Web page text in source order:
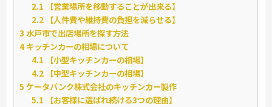
2.1 【営業場所を移動することが出来る】
2.2 【人件費や維持費の負担を減らせる】
3 水戸市で出店場所を探す方法
4キッチンカーの相場について
4.1 【小型キッチンカーの相場】
4.2 【中型キッチンカーの相場】
5 ケータバンク株式会社のキッチンカー製作
5.1 【お客様に選ばれ続ける3つの理由】